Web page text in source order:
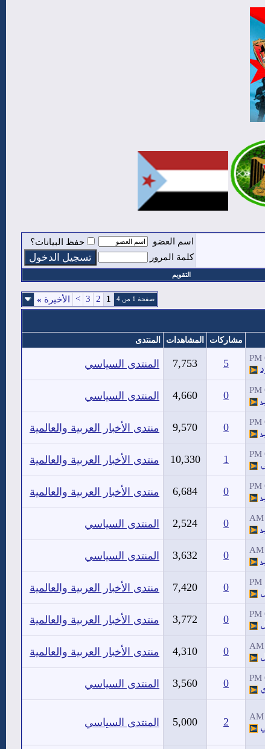
اسم العضو
حفظ البيانات؟
كلمة المرور
التقويم
صفحة 1 من 4 1
2
3
> الأخيرة »
مشاركات المشاهدات المنتدى
5
7,753 المنتدى السياسي
0
4,660 المنتدى السياسي
0
9,570 منتدى الأخبار العربية والعالمية
1
10,330 منتدى الأخبار العربية والعالمية
0
6,684 منتدى الأخبار العربية والعالمية
0
2,524 المنتدى السياسي
0
3,632 المنتدى السياسي
0
7,420 منتدى الأخبار العربية والعالمية
0
3,772 منتدى الأخبار العربية والعالمية
0
4,310 منتدى الأخبار العربية والعالمية
0
3,560 المنتدى السياسي
2
5,000 المنتدى السياسي